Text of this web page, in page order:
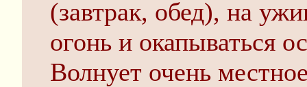
(завтрак, обед), на
огонь и окапываться
Волнует очень